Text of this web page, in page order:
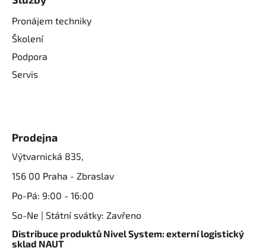
Pronájem techniky
Školení
Podpora
Servis
Prodejna
Výtvarnická 835,
156 00 Praha - Zbraslav
Po-Pá: 9:00 - 16:00
So-Ne | Státní svátky: Zavřeno
Distribuce produktů Nivel System: externí logistický
sklad NAUT